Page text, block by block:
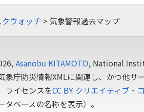
ウォッチ > 気象警報過去マップ
Asanobu KITAMOTO, National
象庁防災情報XMLに関連し、かつ他サ
ライセンスをCC BY クリエイティブ・
タベースの名称を表示）。